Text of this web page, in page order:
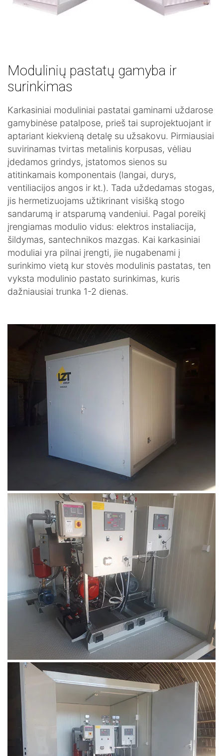
Modulinių pastatų gamyba ir
surinkimas
Karkasiniai moduliniai pastatai gaminami uždarose
gamybinėse patalpose, prieš tai suprojektuojant ir
aptariant kiekvieną detalę su užsakovu. Pirmiausiai
suvirinamas tvirtas metalinis korpusas, vėliau
įdedamos grindys, įstatomos sienos su
atitinkamais komponentais (langai, durys,
ventiliacijos angos ir kt.). Tada uždedamas stogas,
jis hermetizuojams užtikrinant visišką stogo
sandarumą ir atsparumą vandeniui. Pagal poreikį
įrengiamas modulio vidus: elektros instaliacija,
šildymas, santechnikos mazgas. Kai karkasiniai
moduliai yra pilnai įrengti, jie nugabenami į
surinkimo vietą kur stovės modulinis pastatas, ten
vyksta modulinio pastato surinkimas, kuris
dažniausiai trunka 1-2 dienas.